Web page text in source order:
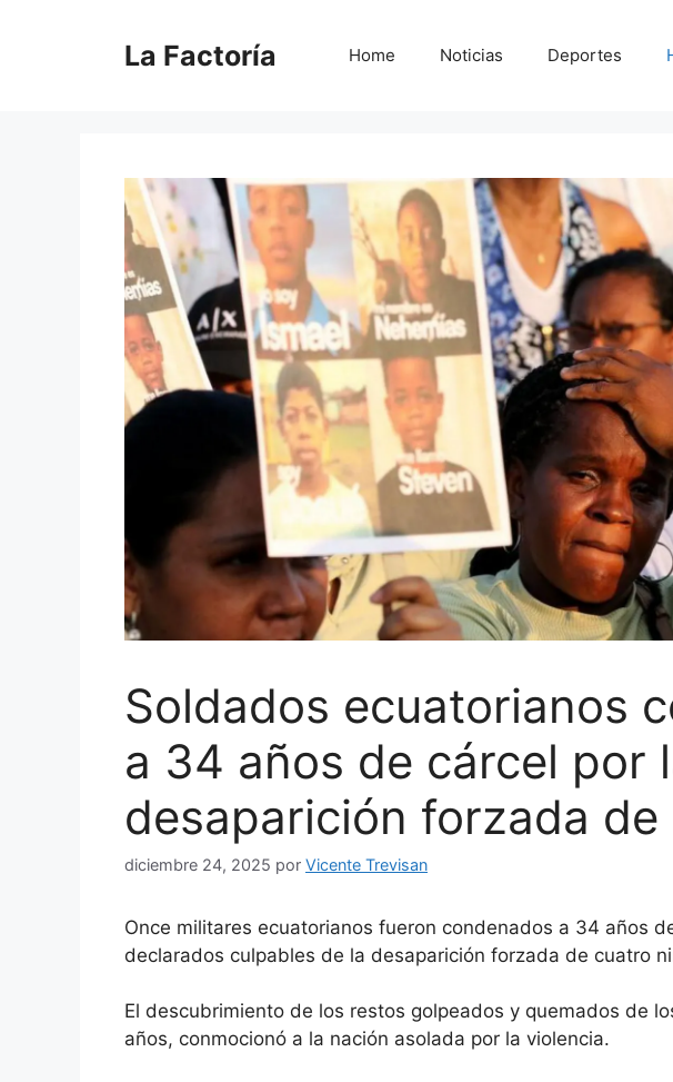
La Factoría Home Noticias Deportes
Soldados ecuatorianos
a 34 años de cárcel por
desaparición forzada de
diciembre 24, 2025 por Vicente Trevisan
Once militares ecuatorianos fueron condenados a 34 años
declarados culpables de la desaparición forzada de cuatro
El descubrimiento de los restos golpeados y quemados de
años, conmocionó a la nación asolada por la violencia.